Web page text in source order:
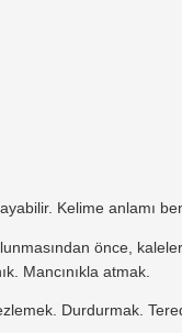
Kelime anlamı
önce,
Mancınıkla atmak.
Durdurmak.